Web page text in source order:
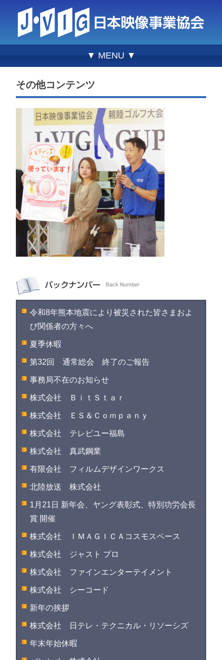
▼ MENU ▼
その他コンテンツ
令和8年熊本地震により被災された皆さまおよ
び関係者の方々へ
夏季休暇
第32回 通常総会 終了のご報告
事務局不在のお知らせ
株式会社 ＢｉｔＳｔａｒ
株式会社 ＥＳ＆Ｃｏｍｐａｎｙ
株式会社 テレビユー福島
株式会社 真武鋼業
有限会社 フィルムデザインワークス
北陸放送 株式会社
1月21日 新年会、ヤング表彰式、特別功労会長
賞 開催
株式会社 ＩＭＡＧＩＣＡコスモスペース
株式会社 ジャスト プロ
株式会社 ファインエンターテイメント
株式会社 シーコード
新年の挨拶
株式会社 日テレ・テクニカル・リソーシズ
年末年始休暇